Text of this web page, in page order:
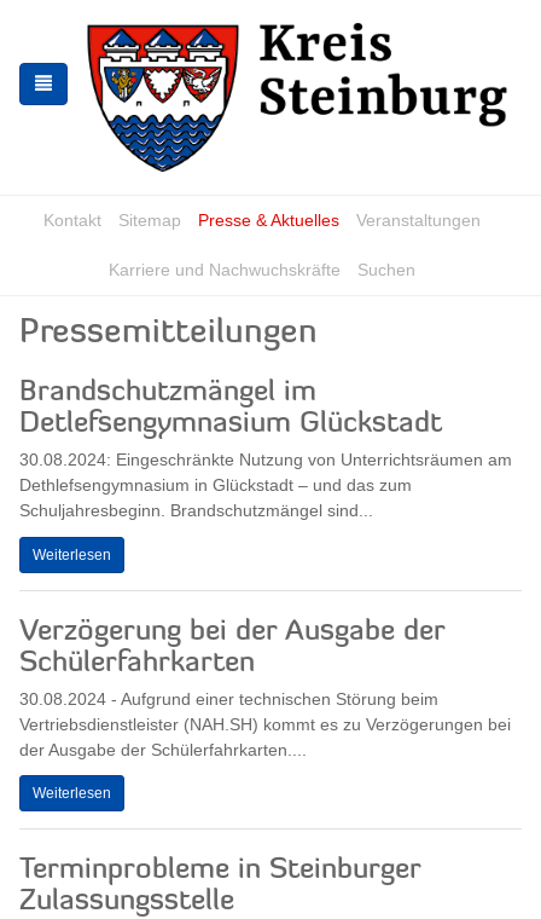
springen
springen
Kontakt Sitemap Presse & Aktuelles Veranstaltungen
Karriere und Nachwuchskräfte Suchen
Pressemitteilungen
Brandschutzmängel im
Detlefsengymnasium Glückstadt
30.08.2024: Eingeschränkte Nutzung von Unterrichtsräumen am
Dethlefsengymnasium in Glückstadt – und das zum
Schuljahresbeginn. Brandschutzmängel sind...
Weiterlesen
Verzögerung bei der Ausgabe der
Schülerfahrkarten
30.08.2024 - Aufgrund einer technischen Störung beim
Vertriebsdienstleister (NAH.SH) kommt es zu Verzögerungen bei
der Ausgabe der Schülerfahrkarten....
Weiterlesen
Terminprobleme in Steinburger
Zulassungsstelle